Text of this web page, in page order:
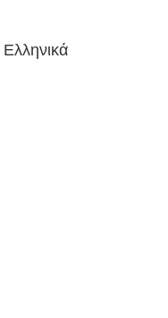
Ελληνικά